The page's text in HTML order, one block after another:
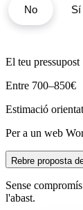
No Sí
El teu pressupost
Entre 700–850€
Estimació
Per a un web
Rebre proposta
Sense
l'abast.